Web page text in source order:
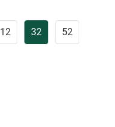
12 32 52